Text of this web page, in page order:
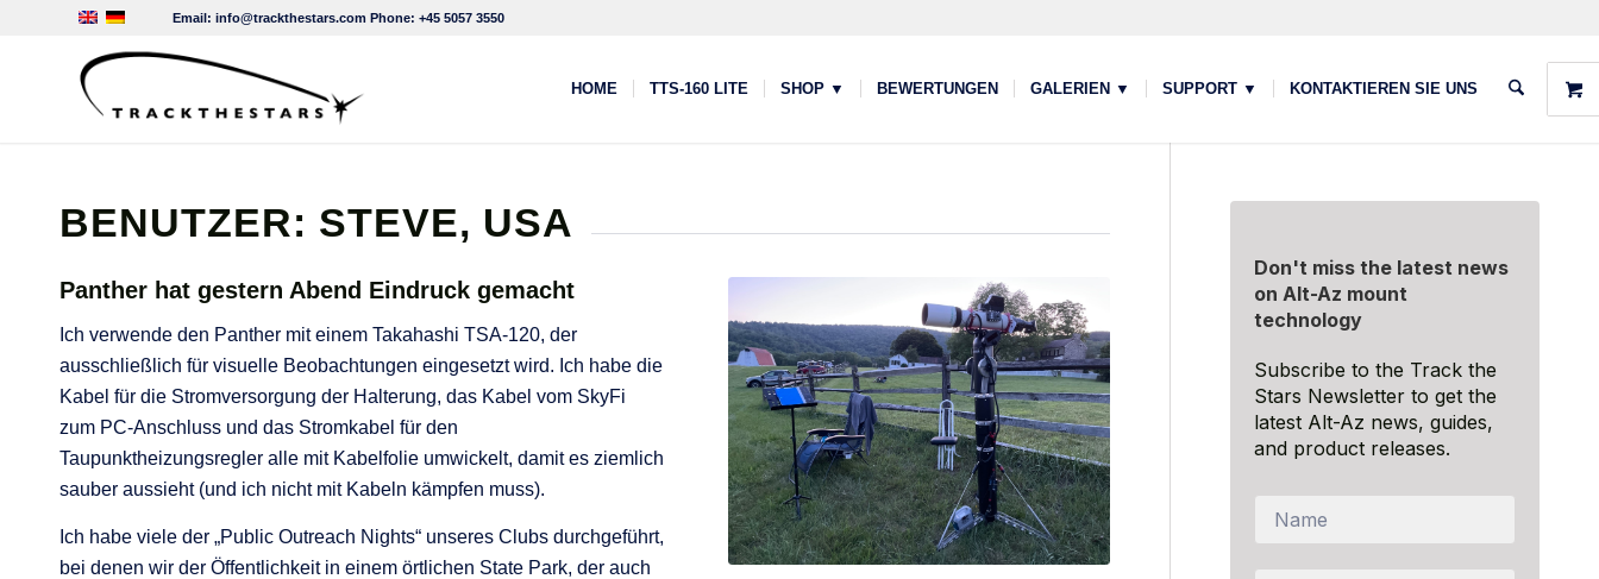
Email: info@trackthestars.com Phone: +45 5057 3550
HOME TTS-160 LITE SHOP ▼ BEWERTUNGEN GALERIEN ▼ SUPPORT ▼ KONTAKTIEREN SIE UNS
BENUTZER: STEVE, USA
Panther hat gestern Abend Eindruck gemacht
Ich verwende den Panther mit einem Takahashi TSA-120, der
ausschließlich für visuelle Beobachtungen eingesetzt wird. Ich habe die
Kabel für die Stromversorgung der Halterung, das Kabel vom SkyFi
zum PC-Anschluss und das Stromkabel für den
Taupunktheizungsregler alle mit Kabelfolie umwickelt, damit es ziemlich
sauber aussieht (und ich nicht mit Kabeln kämpfen muss).
Ich habe viele der „Public Outreach Nights“ unseres Clubs durchgeführt,
bei denen wir der Öffentlichkeit in einem örtlichen State Park, der auch
Don't miss the latest news
on Alt-Az mount
technology
Subscribe to the Track the
Stars Newsletter to get the
latest Alt-Az news, guides,
and product releases.